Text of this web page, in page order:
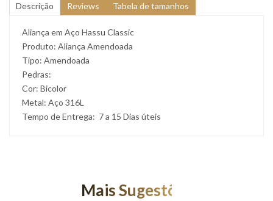
Descrição Reviews Tabela de tamanhos
Aliança em Aço Hassu Classic
Produto: Aliança Amendoada
Tipo: Amendoada
Pedras:
Cor: Bicolor
Metal: Aço 316L
Tempo de Entrega: 7 a 15 Dias úteis
Mais Sugestões